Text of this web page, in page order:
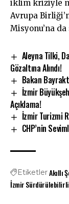
iklim kriziyle
Avrupa
Misyonu’na
Aleyna Tilki,
Gözaltına Alındı!
Bakan
İzmir
Açıklama!
İzmir Turizmi
CHP’nin
EtiketlerAkıllı
İzmir